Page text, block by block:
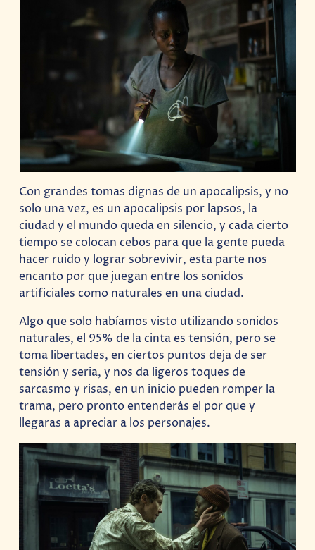
Con grandes tomas dignas de un apocalipsis, y no
solo una vez, es un apocalipsis por lapsos, la
ciudad y el mundo queda en silencio, y cada cierto
tiempo se colocan cebos para que la gente pueda
hacer ruido y lograr sobrevivir, esta parte nos
encanto por que juegan entre los sonidos
artificiales como naturales en una ciudad.
Algo que solo habíamos visto utilizando sonidos
naturales, el 95% de la cinta es tensión, pero se
toma libertades, en ciertos puntos deja de ser
tensión y seria, y nos da ligeros toques de
sarcasmo y risas, en un inicio pueden romper la
trama, pero pronto entenderás el por que y
llegaras a apreciar a los personajes.